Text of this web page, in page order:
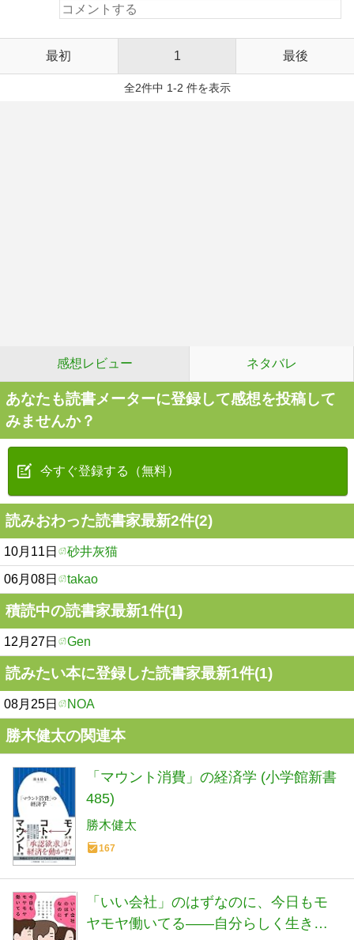
最初 1 最後
全2件中 1-2 件を表示
感想レビュー ネタバレ
あなたも読書メーターに登録して感想を投稿して
みませんか？
今すぐ登録する（無料）
読みおわった読書家最新2件(2)
10月11日 砂井灰猫
06月08日 takao
積読中の読書家最新1件(1)
12月27日 Gen
読みたい本に登録した読書家最新1件(1)
08月25日 NOA
勝木健太の関連本
「マウント消費」の経済学 (小学館新書
485)
勝木健太
167
「いい会社」のはずなのに、今日もモ
ヤモヤ働いてる——自分らしく生きて